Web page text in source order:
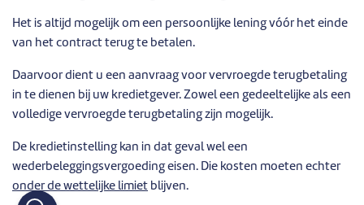
Het is altijd mogelijk om een persoonlijke lening vóór het einde
van het contract terug te betalen.
Daarvoor dient u een aanvraag voor vervroegde terugbetaling
in te dienen bij uw kredietgever. Zowel een gedeeltelijke als een
volledige vervroegde terugbetaling zijn mogelijk.
De kredietinstelling kan in dat geval wel een
wederbeleggingsvergoeding eisen. Die kosten moeten echter
onder de wettelijke limiet blijven.